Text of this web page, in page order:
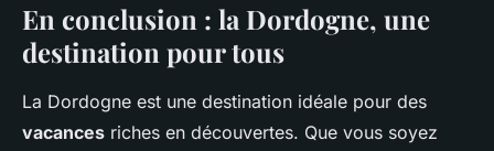
En conclusion : la Dordogne, une
destination pour tous
La Dordogne est une destination idéale pour des
vacances riches en découvertes. Que vous soyez